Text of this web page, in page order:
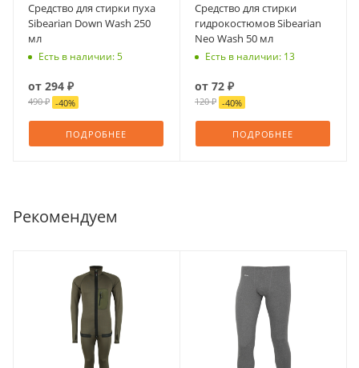
Средство для стирки пуха
Sibearian Down Wash 250
мл
Есть в наличии: 5
от 294 ₽
490 ₽ -40%
ПОДРОБНЕЕ
Средство для стирки
гидрокостюмов Sibearian
Neo Wash 50 мл
Есть в наличии: 13
от 72 ₽
120 ₽ -40%
ПОДРОБНЕЕ
Рекомендуем